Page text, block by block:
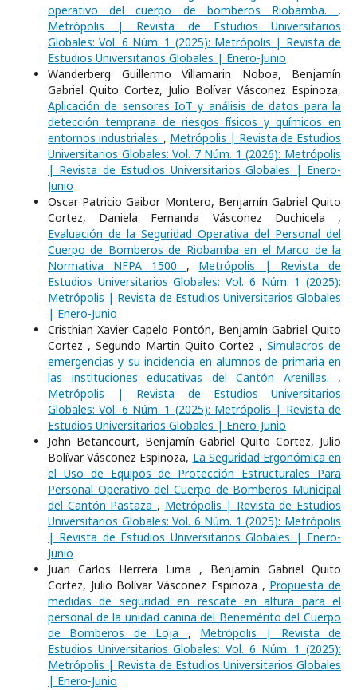
operativo del cuerpo de bomberos Riobamba. ,
Metrópolis | Revista de Estudios Universitarios
Globales: Vol. 6 Núm. 1 (2025): Metrópolis | Revista de
Estudios Universitarios Globales | Enero-Junio
Wanderberg Guillermo Villamarin Noboa, Benjamín
Gabriel Quito Cortez, Julio Bolívar Vásconez Espinoza,
Aplicación de sensores IoT y análisis de datos para la
detección temprana de riesgos físicos y químicos en
entornos industriales. , Metrópolis | Revista de Estudios
Universitarios Globales: Vol. 7 Núm. 1 (2026): Metrópolis
| Revista de Estudios Universitarios Globales | Enero-
Junio
Oscar Patricio Gaibor Montero, Benjamín Gabriel Quito
Cortez, Daniela Fernanda Vásconez Duchicela ,
Evaluación de la Seguridad Operativa del Personal del
Cuerpo de Bomberos de Riobamba en el Marco de la
Normativa NFPA 1500 , Metrópolis | Revista de
Estudios Universitarios Globales: Vol. 6 Núm. 1 (2025):
Metrópolis | Revista de Estudios Universitarios Globales
| Enero-Junio
Cristhian Xavier Capelo Pontón, Benjamín Gabriel Quito
Cortez , Segundo Martin Quito Cortez , Simulacros de
emergencias y su incidencia en alumnos de primaria en
las instituciones educativas del Cantón Arenillas. ,
Metrópolis | Revista de Estudios Universitarios
Globales: Vol. 6 Núm. 1 (2025): Metrópolis | Revista de
Estudios Universitarios Globales | Enero-Junio
John Betancourt, Benjamín Gabriel Quito Cortez, Julio
Bolívar Vásconez Espinoza, La Seguridad Ergonómica en
el Uso de Equipos de Protección Estructurales Para
Personal Operativo del Cuerpo de Bomberos Municipal
del Cantón Pastaza , Metrópolis | Revista de Estudios
Universitarios Globales: Vol. 6 Núm. 1 (2025): Metrópolis
| Revista de Estudios Universitarios Globales | Enero-
Junio
Juan Carlos Herrera Lima , Benjamín Gabriel Quito
Cortez, Julio Bolívar Vásconez Espinoza , Propuesta de
medidas de seguridad en rescate en altura para el
personal de la unidad canina del Benemérito del Cuerpo
de Bomberos de Loja , Metrópolis | Revista de
Estudios Universitarios Globales: Vol. 6 Núm. 1 (2025):
Metrópolis | Revista de Estudios Universitarios Globales
| Enero-Junio